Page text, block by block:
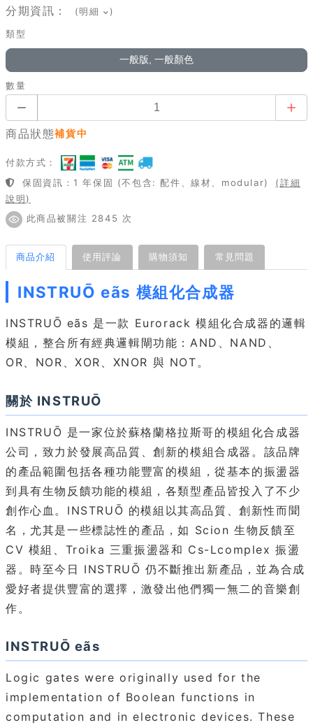
分期資訊： (明細 )
類型
一般版, 一般顏色
數量
商品狀態補貨中
付款方式：
保固資訊：1 年保固 (不包含: 配件、線材、modular)
(詳細
說明)
此商品被關注 2845 次
商品介紹 使用評論 購物須知 常見問題
INSTRUŌ eãs 模組化合成器
INSTRUŌ eãs 是一款 Eurorack 模組化合成器的邏輯
模組，整合所有經典邏輯閘功能：AND、NAND、
OR、NOR、XOR、XNOR 與 NOT。
關於 INSTRUŌ
INSTRUŌ 是一家位於蘇格蘭格拉斯哥的模組化合成器
公司，致力於發展高品質、創新的模組合成器。該品牌
的產品範圍包括各種功能豐富的模組，從基本的振盪器
到具有生物反饋功能的模組，各類型產品皆投入了不少
創作心血。INSTRUŌ 的模組以其高品質、創新性而聞
名，尤其是一些標誌性的產品，如 Scion 生物反饋至
CV 模組、Troika 三重振盪器和 Cs-Lcomplex 振盪
器。時至今日 INSTRUŌ 仍不斷推出新產品，並為合成
愛好者提供豐富的選擇，激發出他們獨一無二的音樂創
作。
INSTRUŌ eãs
Logic gates were originally used for the
implementation of Boolean functions in
computation and in electronic devices. These